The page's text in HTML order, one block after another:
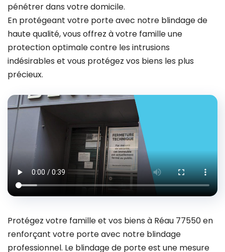
pénétrer dans votre domicile.
En protégeant votre porte avec notre blindage de
haute qualité, vous offrez à votre famille une
protection optimale contre les intrusions
indésirables et vous protégez vos biens les plus
précieux.
Protégez votre famille et vos biens à Réau 77550 en
renforçant votre porte avec notre blindage
professionnel. Le blindage de porte est une mesure